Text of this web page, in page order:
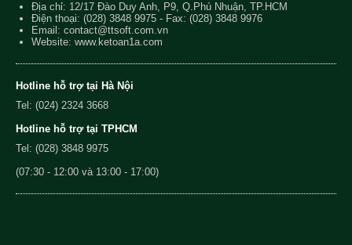
Địa chỉ: 12/17 Đào Duy Anh, P9, Q.Phú Nhuận, TP.HCM
Điện thoại: (028) 3848 9975 - Fax: (028) 3848 9976
Email: contact@ttsoft.com.vn
Website: www.ketoan1a.com
Hotline hỗ trợ tại Hà Nội
Tel: (024) 2324 3668
Hotline hỗ trợ tại TPHCM
Tel: (028) 3848 9975
(07:30 - 12:00 và 13:00 - 17:00)